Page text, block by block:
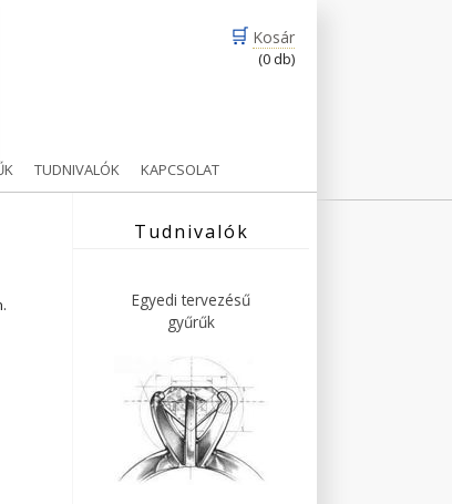
🛒 Kosár
(0 db)
TUDNIVALÓK KAPCSOLAT
Tudnivalók
Egyedi tervezésű
gyűrűk